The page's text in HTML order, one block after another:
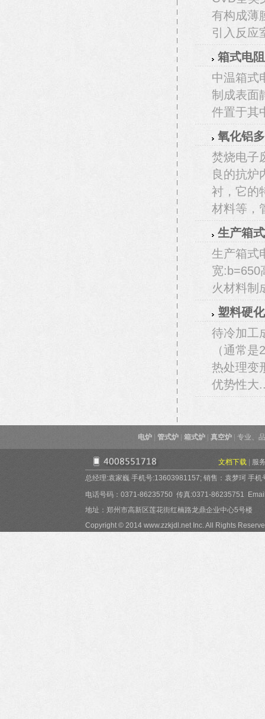
有构成薄
引入反应
箱式电
中温箱式
制成表面
件置于其
氧化铝
焚烧电子
良的抗炉
衬，它的
材料等，
生产箱
生产箱式
宽:b=650
火材料制
塑料硬
待冷加工
（通常
热处理变
优势性大
电炉 管式炉 箱式炉 真空炉 专业、
文档下载
服
总经理:袁家巍 手机号:13603981157; 销售：袁梦珂 手
电话号码：0371-86235750 传真:0371-86235751
地址：郑州市高新区莲花街红楠路龙鼎企业中心5号楼
Copyright © 2014 www.zzkjdl.net Inc. All Rights